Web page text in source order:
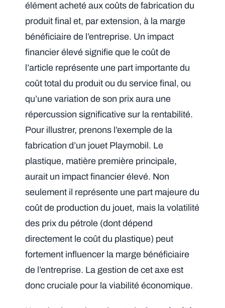
élément acheté aux coûts de fabrication du
produit final et, par extension, à la marge
bénéficiaire de l’entreprise. Un impact
financier élevé signifie que le coût de
l’article représente une part importante du
coût total du produit ou du service final, ou
qu’une variation de son prix aura une
répercussion significative sur la rentabilité.
Pour illustrer, prenons l’exemple de la
fabrication d’un jouet Playmobil. Le
plastique, matière première principale,
aurait un impact financier élevé. Non
seulement il représente une part majeure du
coût de production du jouet, mais la volatilité
des prix du pétrole (dont dépend
directement le coût du plastique) peut
fortement influencer la marge bénéficiaire
de l’entreprise. La gestion de cet axe est
donc cruciale pour la viabilité économique.